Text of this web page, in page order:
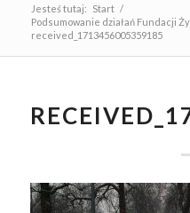
Jesteś tutaj: Start /
Podsumowanie działań Fundacji
received_1713456005359185